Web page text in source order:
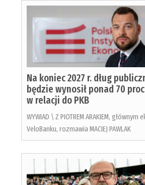
Na koniec 2027 r. dług
będzie wynosił ponad 70
w relacji do PKB
WYWIAD \ Z PIOTREM ARAKIEM,
VeloBanku, rozmawia MACIEJ PAWLAK